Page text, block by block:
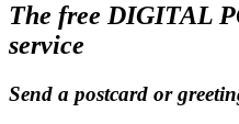
The free DIGITAL
service
Send a postcard or